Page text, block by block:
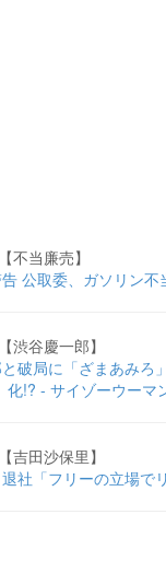
不当廉売】
公取委、ガソリン
渋谷慶一郎】
破局に「ざまあみろ
化!? - サイゾーウーマ
吉田沙保里】
社「フリーの立場で